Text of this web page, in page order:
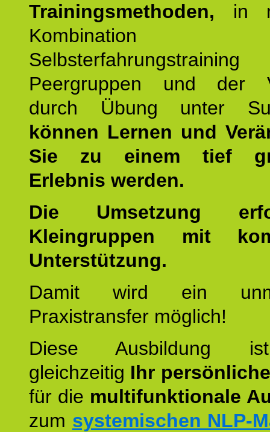
Trainingsmethoden, in
Peergruppen und der
durch Übung unter
können Lernen und
Sie zu einem tief
Erlebnis werden.
Die Umsetzung
Kleingruppen mit
Unterstützung.
Damit wird ein
Praxistransfer möglich!
Diese Ausbildung
gleichzeitig Ihr
für die multifunktionale
zum systemischen NLP-